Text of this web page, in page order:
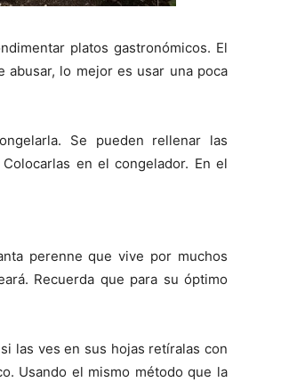
platos gastronómicos. El
lo mejor es usar una poca
Se pueden rellenar las
en el congelador. En el
perenne que vive por muchos
Recuerda que para su óptimo
las ves en sus hojas retíralas con
Usando el mismo método que la